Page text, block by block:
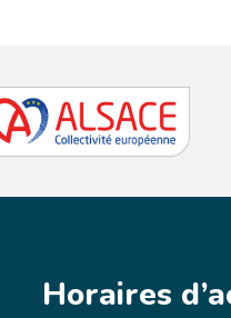
Horaires